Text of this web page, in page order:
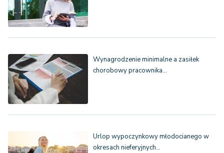
Wynagrodzenie minimalne a zasiłek
chorobowy pracownika…
Urlop wypoczynkowy młodocianego w
okresach nieferyjnych…